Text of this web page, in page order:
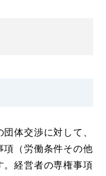
体交渉に対して、
項（労働条件その他
。経営者の専権事項